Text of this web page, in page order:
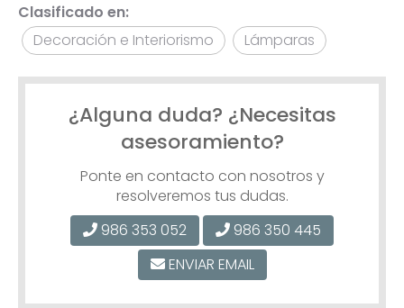
Clasificado en:
Decoración e Interiorismo
Lámparas
¿Alguna duda? ¿Necesitas
asesoramiento?
Ponte en contacto con nosotros y
resolveremos tus dudas.
986 353 052
986 350 445
ENVIAR EMAIL